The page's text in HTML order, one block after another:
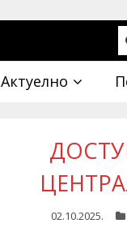
Актуелно
02.10.2025.